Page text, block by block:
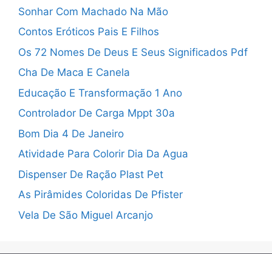
Sonhar Com Machado Na Mão
Contos Eróticos Pais E Filhos
Os 72 Nomes De Deus E Seus Significados Pdf
Cha De Maca E Canela
Educação E Transformação 1 Ano
Controlador De Carga Mppt 30a
Bom Dia 4 De Janeiro
Atividade Para Colorir Dia Da Agua
Dispenser De Ração Plast Pet
As Pirâmides Coloridas De Pfister
Vela De São Miguel Arcanjo